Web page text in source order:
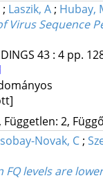
; Laszik, A ; Hubay,
Virus Sequence
43: 4 pp.
2,
Novak, C ;
levels are